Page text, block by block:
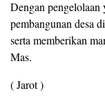
Dengan pengelolaan
pembangunan desa
serta memberikan
Mas.
( Jarot )